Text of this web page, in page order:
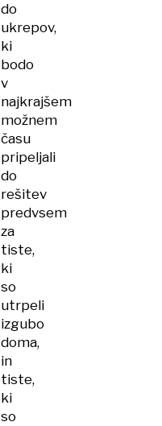
do
ukrepov,
ki
bodo
v
najkrajšem
možnem
času
pripeljali
do
rešitev
predvsem
za
tiste,
ki
so
utrpeli
izgubo
doma,
in
tiste,
ki
so